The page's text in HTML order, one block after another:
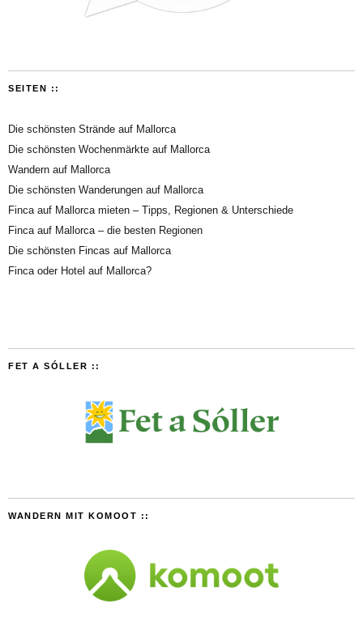
SEITEN ::
Die schönsten Strände auf Mallorca
Die schönsten Wochenmärkte auf Mallorca
Wandern auf Mallorca
Die schönsten Wanderungen auf Mallorca
Finca auf Mallorca mieten – Tipps, Regionen & Unterschiede
Finca auf Mallorca – die besten Regionen
Die schönsten Fincas auf Mallorca
Finca oder Hotel auf Mallorca?
FET A SÓLLER ::
WANDERN MIT KOMOOT ::